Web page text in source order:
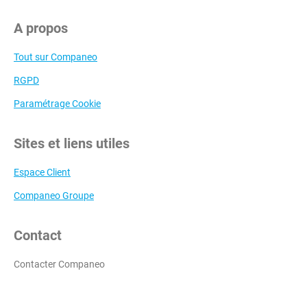
A propos
Tout sur Companeo
RGPD
Paramétrage Cookie
Sites et liens utiles
Espace Client
Companeo Groupe
Contact
Contacter Companeo